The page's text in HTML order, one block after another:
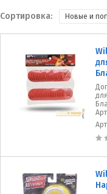
Сортировка: Новые и